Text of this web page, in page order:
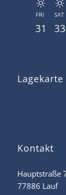
FRI
31
SAT
33
Lagekarte
Kontakt
Hauptstraße
77886 Lauf